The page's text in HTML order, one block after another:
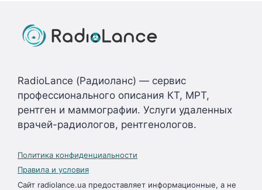
RadioLance (Радиоланс) — сервис
профессионального описания КТ, МРТ,
рентген и маммографии. Услуги удаленных
врачей-радиологов, рентгенологов.
Политика конфиденциальности
Правила и условия
Сайт radiolance.ua предоставляет информационные, а не